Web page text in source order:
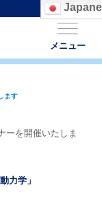
メニュー
ます
ーを開催いたしま
力学」